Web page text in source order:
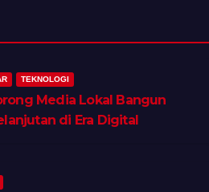
TEKNOLOGI
Media Lokal Bangun
di Era Digital